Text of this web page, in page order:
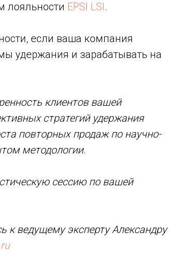
лояльности EPSI LSI.
если ваша компания
удержания и зарабатывать на
клиентов вашей
стратегий удержания
повторных продаж по научно-
методологии.
сессию по вашей
к ведущему эксперту Александру